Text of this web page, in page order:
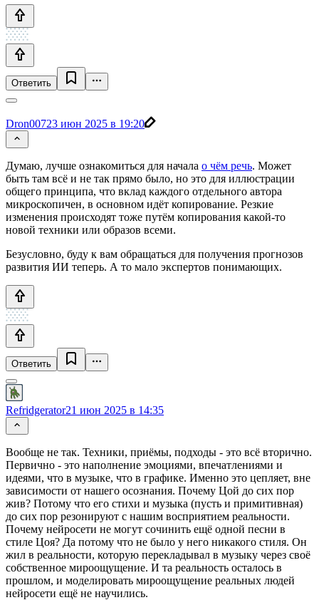
Ответить
Dron00723 июн 2025 в 19:20
Думаю, лучше ознакомиться для начала о чём речь. Может
быть там всё и не так прямо было, но это для иллюстрации
общего принципа, что вклад каждого отдельного автора
микроскопичен, в основном идёт копирование. Резкие
изменения происходят тоже путём копирования какой-то
новой техники или образов всеми.
Безусловно, буду к вам обращаться для получения прогнозов
развития ИИ теперь. А то мало экспертов понимающих.
Ответить
Refridgerator21 июн 2025 в 14:35
Вообще не так. Техники, приёмы, подходы - это всё вторично.
Первично - это наполнение эмоциями, впечатлениями и
идеями, что в музыке, что в графике. Именно это цепляет, вне
зависимости от нашего осознания. Почему Цой до сих пор
жив? Потому что его стихи и музыка (пусть и примитивная)
до сих пор резонируют с нашим восприятием реальности.
Почему нейросети не могут сочинить ещё одной песни в
стиле Цоя? Да потому что не было у него никакого стиля. Он
жил в реальности, которую перекладывал в музыку через своё
собственное мироощущение. И та реальность осталось в
прошлом, и моделировать мироощущение реальных людей
нейросети ещё не научились.